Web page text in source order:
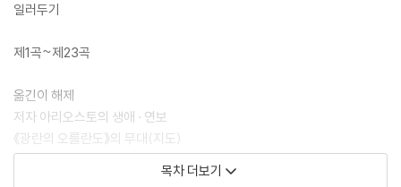
- 나탈리노 사페뇨(문학 평론가, 『신곡』 연구자)
‘르네상스 문학의 거장이자 기사문학의 완성자’라고 칭송받는 시인 루도비
코 아리오스토(Ludovico Ariosto, 1474~1533)의 『광란의 오를란도
(Orlando Furioso)』는 시대를 초월하여 전 세계적으로 사랑받아온 이탈
리아 문학사의 대표적인 작품이자, 16세기 출간 당시 유럽 전역의 베스트
셀러로서 본격적인 근대 문학 시장의 포문을 열었던 세기의 대작이다. 그
일러두기
제1곡~제23곡
옮긴이 해제
저자 아리오스토의 생애 · 연보
《광란의 오를란도》의 무대(지도)
주인공 오를란도 시대의 인물 관계도
저자 아리오스토 시대의 인물 관계도
목차 더보기